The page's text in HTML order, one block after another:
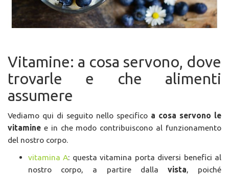
Vitamine: a cosa servono, dove
trovarle e che alimenti
assumere
Vediamo qui di seguito nello specifico a cosa servono le
vitamine e in che modo contribuiscono al funzionamento
del nostro corpo.
vitamina A: questa vitamina porta diversi benefici al
nostro corpo, a partire dalla vista, poiché